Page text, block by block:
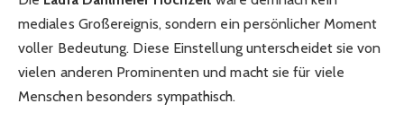
mediales Großereignis, sondern ein persönlicher Moment
voller Bedeutung. Diese Einstellung unterscheidet sie von
vielen anderen Prominenten und macht sie für viele
Menschen besonders sympathisch.